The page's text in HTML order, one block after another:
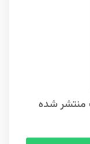
۱۰۳ پیوست منتشر شده